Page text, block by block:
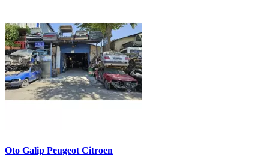
Oto Galip Peugeot Citroen